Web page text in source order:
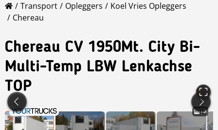
Transport Opleggers
Koel Vries Opleggers
Chereau
Chereau CV 1950Mt. City Bi-
Multi-Temp LBW Lenkachse
TOP
15